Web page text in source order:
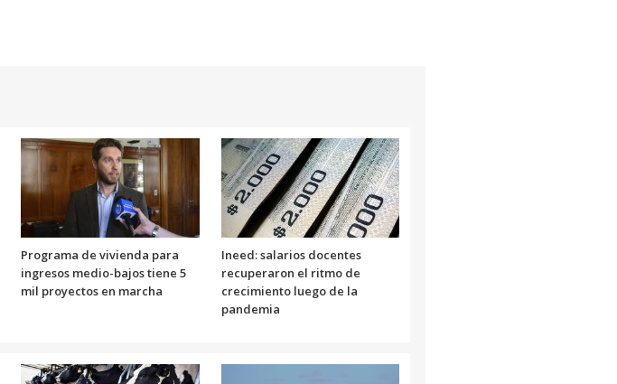
Programa de vivienda para
ingresos medio-bajos tiene 5
mil proyectos en marcha
Ineed: salarios docentes
recuperaron el ritmo de
crecimiento luego de la
pandemia